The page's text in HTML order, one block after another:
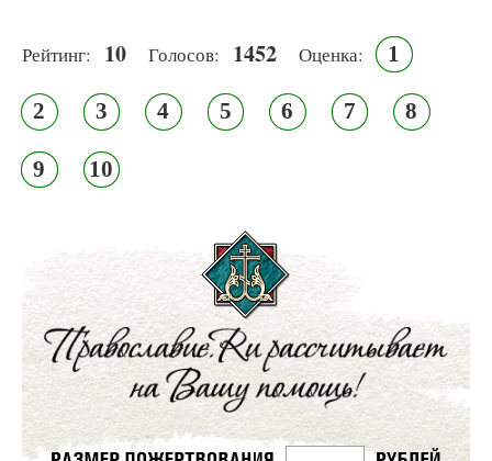
Рейтинг: 10 Голосов: 1452 Оценка: 1
2 3 4 5 6 7 8
9 10